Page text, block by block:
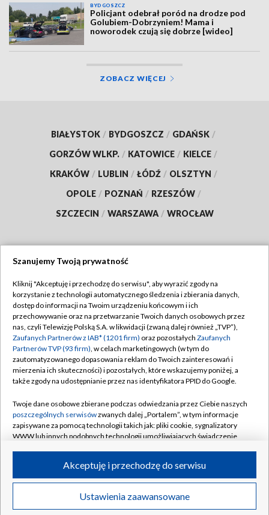
BYDGOSZCZ
Policjant odebrał poród na drodze pod
Golubiem-Dobrzyniem! Mama i
noworodek czują się dobrze [wideo]
ZOBACZ WIĘCEJ
BIAŁYSTOK / BYDGOSZCZ / GDAŃSK /
GORZÓW WLKP. / KATOWICE / KIELCE /
KRAKÓW / LUBLIN / ŁÓDŹ / OLSZTYN /
OPOLE / POZNAŃ / RZESZÓW /
SZCZECIN / WARSZAWA / WROCŁAW
TVP
Abonament TVP
Emisja w TVP
Centrum informacji TVP
Naziemna Telewizja Cyfrowa
Rada Programowa
System NOS
Informacje o nadawcy
Program dla prasy
Ogłoszenie przetargowe
Regulamin TVP
Polityka prywatności
Moje zgody
Pomoc
Kontakt
Kanały
©2026 Telewizja Polska S.A. w likwidacji
Szanujemy Twoją prywatność
Kliknij "Akceptuję i przechodzę do serwisu", aby wyrazić zgody na
korzystanie z technologii automatycznego śledzenia i zbierania danych,
dostęp do informacji na Twoim urządzeniu końcowym i ich
przechowywanie oraz na przetwarzanie Twoich danych osobowych przez
nas, czyli Telewizję Polską S.A. w likwidacji (zwaną dalej również „TVP”),
Zaufanych Partnerów z IAB* (1201 firm) oraz pozostałych Zaufanych
Partnerów TVP (93 firm), w celach marketingowych (w tym do
zautomatyzowanego dopasowania reklam do Twoich zainteresowań i
mierzenia ich skuteczności) i pozostałych, które wskazujemy poniżej, a
także zgody na udostępnianie przez nas identyfikatora PPID do Google.
Twoje dane osobowe zbierane podczas odwiedzania przez Ciebie naszych
poszczególnych serwisówzwanych dalej „Portalem”, w tym informacje
zapisywane za pomocą technologii takich jak: pliki cookie, sygnalizatory
WWW lub innych podobnych technologii umożliwiających świadczenie
ruchu w Internecie.
Twoje dane osobowe zbierane podczas odwiedzania przez Ciebie
poszczególnych serwisówna Portalu, takie jak adresy IP, identyfikatory
Ustawienia zaawansowane
Akceptuję i przechodzę do serwisu